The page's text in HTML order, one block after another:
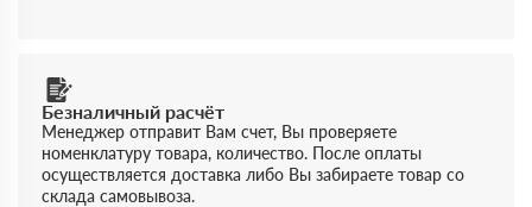
Безналичный расчёт
Менеджер отправит Вам счет, Вы проверяете
номенклатуру товара, количество. После оплаты
осуществляется доставка либо Вы забираете товар со
склада самовывоза.